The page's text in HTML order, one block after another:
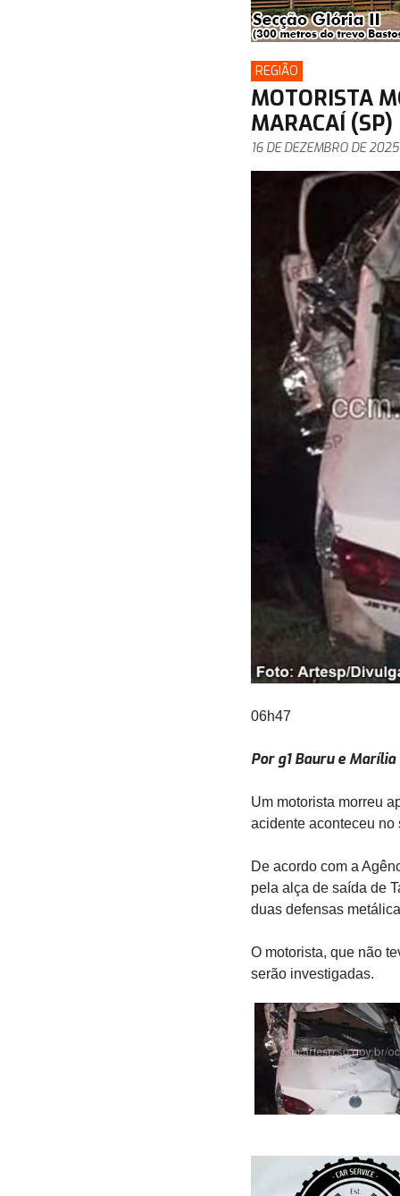
REGIÃO
MOTORISTA
MARACAÍ (SP)
16 DE DEZEMBRO DE 2025
06h47
Por g1 Bauru e Marília
Um motorista morreu
acidente aconteceu no
De acordo com a
pela alça de saída de
duas defensas
O motorista, que não
serão investigadas.